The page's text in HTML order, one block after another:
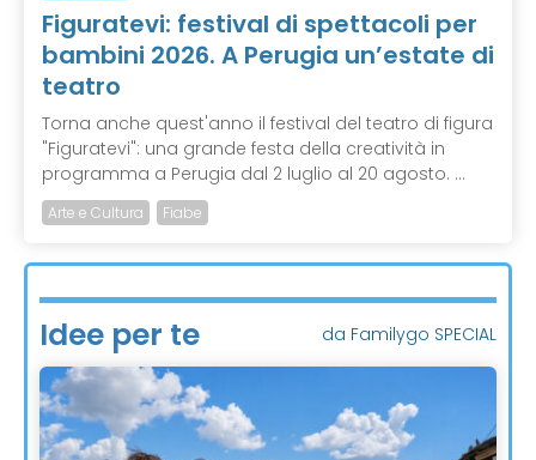
Figuratevi: festival di spettacoli per
bambini 2026. A Perugia un’estate di
teatro
Torna anche quest'anno il festival del teatro di figura
"Figuratevi": una grande festa della creatività in
programma a Perugia dal 2 luglio al 20 agosto. ...
Arte e Cultura Fiabe
Idee per te da Familygo SPECIAL